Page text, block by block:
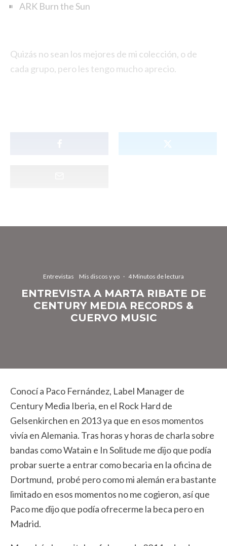
ARK Burn the Sun
Quizás no sean los mejores de mi colección, o de
cada grupo, pero les tengo mucho aprecio.
Entrevistas Mis discos y yo · 4 Minutos de lectura
ENTREVISTA A MARTA RIBATE DE
CENTURY MEDIA RECORDS &
CUERVO MUSIC
Conocí a Paco Fernández, Label Manager de
Century Media Iberia, en el Rock Hard de
Gelsenkirchen en 2013 ya que en esos momentos
vivía en Alemania. Tras horas y horas de charla sobre
bandas como Watain e In Solitude me dijo que podía
probar suerte a entrar como becaria en la oficina de
Dortmund, probé pero como mi alemán era bastante
limitado en esos momentos no me cogieron, así que
Paco me dijo que podía ofrecerme la beca pero en
Madrid.